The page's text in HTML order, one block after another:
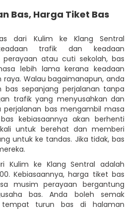
Bas, Harga Tiket Bas
dari Kulim ke Klang Sentral
trafik dan keadaan
atau cuti sekolah, bas
lebih lama kerana keadaan
raya. Walau bagaimanapun, anda
sepanjang perjalanan tanpa
trafik yang menyusahkan dan
perjalanan bas mengambil masa
kebiasaannya akan berhenti
untuk berehat dan memberi
untuk ke tandas. Jika tidak, bas
Kulim ke Klang Sentral adalah
Kebiasaannya, harga tiket bas
musim perayaan bergantung
bas. Anda boleh semak
turun bas di halaman